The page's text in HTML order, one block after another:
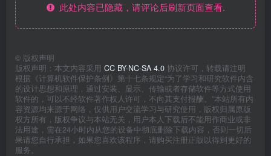
此处内容已隐藏，请评论后刷新页面查看.
© 版权声明
版权声明：本文内容采用 CC BY-NC-SA 4.0 协议许可，转载请注明
根据《计算机软件保护条例》第十七条规定“为了学习和研究软件内含
的设计思想和原理，通过安装、显示、传输或者存储软件等方式使用
软件的，可以不经软件著作权人许可，不向其支付报酬。”本站所有内
容资源均来源于网络，仅供用户交流学习与研究使用，版权归属原版
权方所有，版权争议与本站无关，用户本人下载后不能用作商业或非
法用途，需在24小时内从您的设备中彻底删除下载内容，否则一切后
果请您自行承担，如果您喜欢该程序，请购买注册正版以得到更好的
服务。